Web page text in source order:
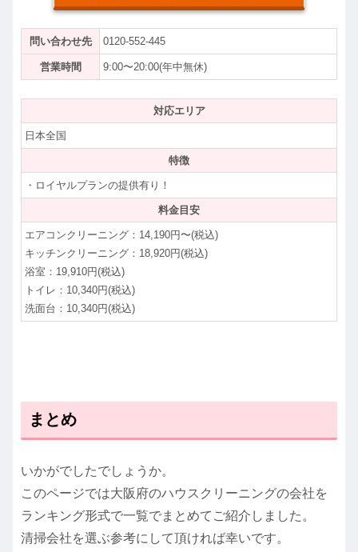
問い合わせ先 0120-552-445
営業時間 9:00〜20:00(年中無休)
対応エリア
日本全国
特徴
・ロイヤルプランの提供有り！
料金目安
エアコンクリーニング：14,190円〜(税込)
キッチンクリーニング：18,920円(税込)
浴室：19,910円(税込)
トイレ：10,340円(税込)
洗面台：10,340円(税込)
まとめ
いかがでしたでしょうか。
このページでは大阪府のハウスクリーニングの会社を
ランキング形式で一覧でまとめてご紹介しました。
清掃会社を選ぶ参考にして頂ければ幸いです。